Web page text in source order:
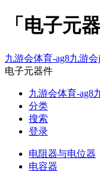
「电子元
九游会体育-ag8九游
电子元器件
九游会体育-ag8
分类
搜索
登录
电阻器与电位器
电容器